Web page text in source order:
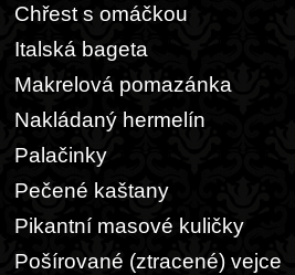
Chřest s omáčkou
Italská bageta
Makrelová pomazánka
Nakládaný hermelín
Palačinky
Pečené kaštany
Pikantní masové kuličky
Pošírované (ztracené) vejce